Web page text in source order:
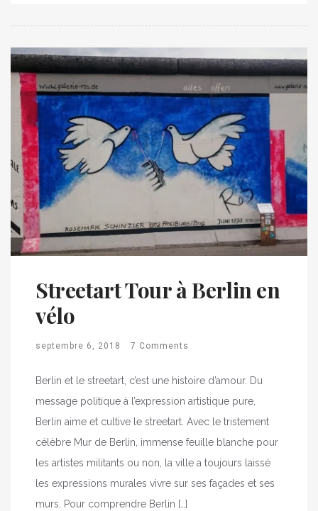
Streetart Tour à Berlin en
vélo
septembre 6, 2018 7 Comments
Berlin et le streetart, c’est une histoire d’amour. Du
message politique à l’expression artistique pure,
Berlin aime et cultive le streetart. Avec le tristement
célèbre Mur de Berlin, immense feuille blanche pour
les artistes militants ou non, la ville a toujours laissé
les expressions murales vivre sur ses façades et ses
murs. Pour comprendre Berlin […]